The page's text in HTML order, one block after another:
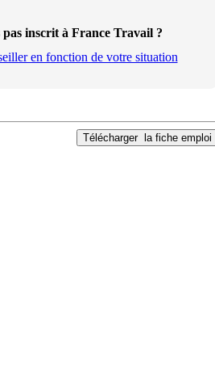
pas inscrit à France Travail ?
en fonction de votre situation
Télécharger la fiche emploi